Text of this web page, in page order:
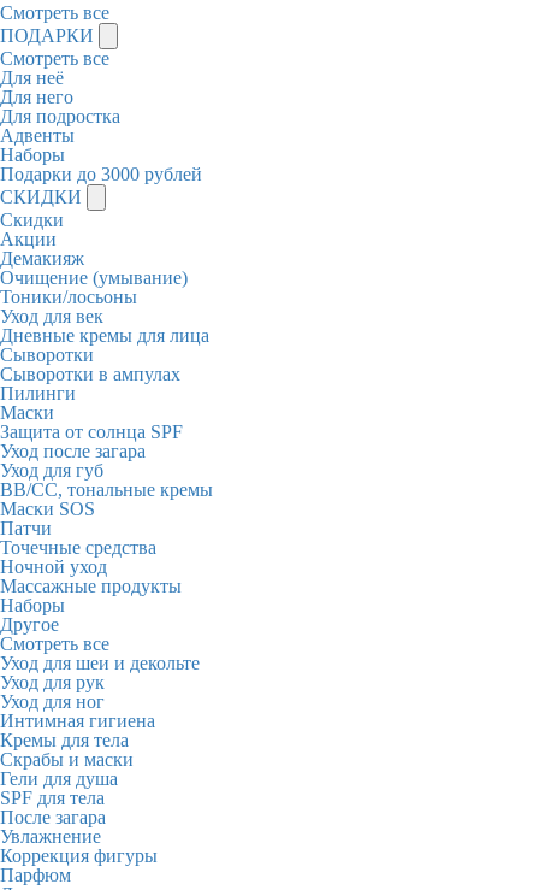
Смотреть все
ПОДАРКИ
Смотреть все
Для неё
Для него
Для подростка
Адвенты
Наборы
Подарки до 3000 рублей
СКИДКИ
Скидки
Акции
Демакияж
Очищение (умывание)
Тоники/лосьоны
Уход для век
Дневные кремы для лица
Сыворотки
Сыворотки в ампулах
Пилинги
Маски
Защита от солнца SPF
Уход после загара
Уход для губ
BB/CC, тональные кремы
Маски SOS
Патчи
Точечные средства
Ночной уход
Массажные продукты
Наборы
Другое
Смотреть все
Уход для шеи и декольте
Уход для рук
Уход для ног
Интимная гигиена
Кремы для тела
Скрабы и маски
Гели для душа
SPF для тела
После загара
Увлажнение
Коррекция фигуры
Парфюм